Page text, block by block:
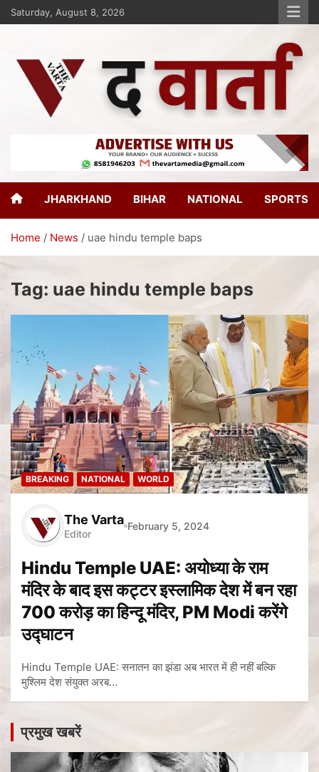
Saturday, August 8, 2026
The Varta
JHARKHAND BIHAR NATIONAL SPORTS
Home News uae hindu temple baps
Tag: uae hindu temple baps
BREAKING NATIONAL WORLD
The Varta
Editor
February 5, 2024
Hindu Temple UAE: अयोध्या के राम
मंदिर के बाद इस कट्टर इस्लामिक देश में बन रहा
700 करोड़ का हिन्दू मंदिर, PM Modi करेंगे
उद्घाटन
Hindu Temple UAE: सनातन का झंडा अब भारत में ही नहीं बल्कि
मुश्लिम देश संयुक्त अरब…
प्रमुख खबरें